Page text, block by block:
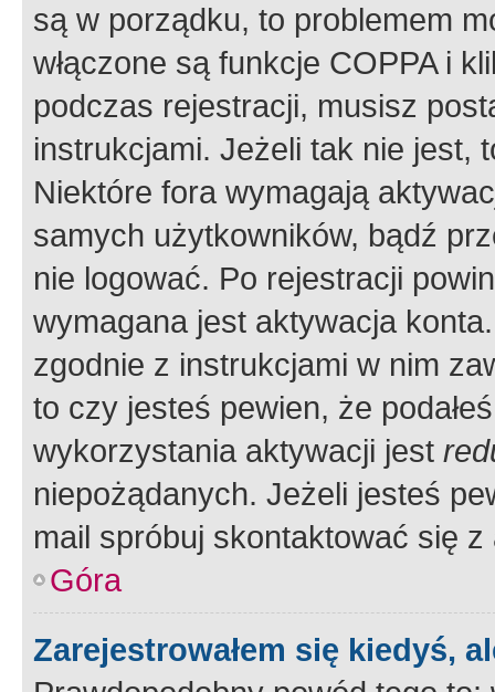
są w porządku, to problemem
włączone są funkcje COPPA i
podczas rejestracji, musisz
instrukcjami. Jeżeli tak nie jest,
Niektóre fora wymagają
samych użytkowników, bądź
nie logować. Po rejestracji
wymagana jest aktywacja
zgodnie z instrukcjami w nim
to czy jesteś pewien, że
wykorzystania aktywacji jest
niepożądanych. Jeżeli jesteś
mail spróbuj skontaktować się
Góra
Zarejestrowałem się kiedyś,